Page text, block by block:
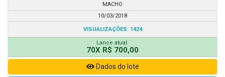
MACHO
10/03/2018
VISUALIZAÇÕES: 1424
Lance atual:
70X R$ 700,00
Dados do lote